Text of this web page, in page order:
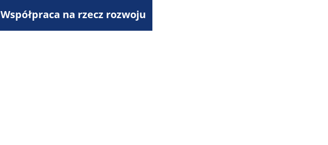
Współpraca na rzecz rozwoju